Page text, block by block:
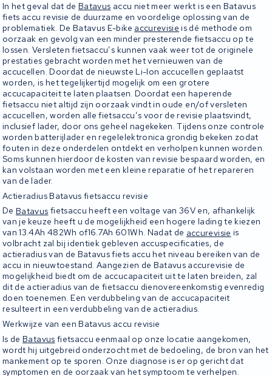
In het geval dat deBatavus accu niet meer werkt is een Batavus
fiets accu revisie de duurzame en voordelige oplossing van de
problematiek. De Batavus E-bike accurevisie is dé methode om
oorzaak en gevolg van een minder presterende fietsaccu op te
lossen. Versleten fietsaccu’s kunnen vaak weer tot de originele
prestaties gebracht worden met het vernieuwen van de
accucellen. Doordat de nieuwste Li-Ion accucellen geplaatst
worden, is het tegelijkertijd mogelijk om een grotere
accucapaciteit te laten plaatsen. Doordat een haperende
fietsaccu niet altijd zijn oorzaak vindt in oude en/of versleten
accucellen, worden alle fietsaccu’s voor de revisie plaatsvindt,
inclusief lader, door ons geheel nagekeken. Tijdens onze controle
worden batterijlader en regelelektronica grondig bekeken zodat
fouten in deze onderdelen ontdekt en verholpen kunnen worden.
Soms kunnen hierdoor de kosten van revisie bespaard worden, en
kan volstaan worden met een kleine reparatie of het repareren
van de lader.
Actieradius Batavus fietsaccu revisie
DeBatavus fietsaccu heeft een voltage van 36V en, afhankelijk
van je keuze heeft u de mogelijkheid een hogere lading te kiezen
van 13.4Ah 482Wh of16.7Ah 601Wh. Nadat de accurevisie is
volbracht zal bij identiek gebleven accuspecificaties, de
actieradius van de Batavus fiets accu het niveau bereiken van de
accu in nieuwtoestand. Aangezien de Batavus accurevisie de
mogelijkheid biedt om de accucapaciteit uit te laten breiden, zal
dit de actieradius van de fietsaccu dienovereenkomstig evenredig
doen toenemen. Een verdubbeling van de accucapaciteit
resulteert in een verdubbeling van de actieradius.
Werkwijze van een Batavus accu revisie
Is deBatavus fietsaccu eenmaal op onze locatie aangekomen,
wordt hij uitgebreid onderzocht met de bedoeling, de bron van het
mankement op te sporen. Onze diagnose is er op gericht dat
symptomen en de oorzaak van het symptoom te verhelpen.